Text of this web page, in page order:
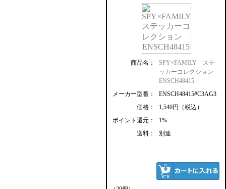
商品名：
SPY×FAMILY ステ
ッカーコレクション
ENSCH48415
メーカー型番：
ENSCH48415#C3AG3
価格：
1,540円（税込）
ポイント還元：
1%
送料：
別途